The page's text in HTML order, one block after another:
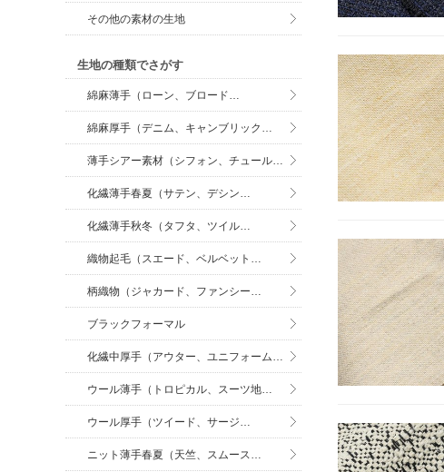
その他の素材の生地
生地の種類でさがす
綿麻薄手（ローン、ブロード…
綿麻厚手（デニム、キャンブリック…
薄手シアー素材（シフォン、チュール…
化繊薄手春夏（サテン、デシン…
化繊薄手秋冬（タフタ、ツイル…
織物起毛（スエード、ベルベット…
柄織物（ジャカード、ファンシー…
ブラックフォーマル
化繊中厚手（アウター、ユニフォーム…
ウール薄手（トロピカル、スーツ地…
ウール厚手（ツイード、サージ…
ニット薄手春夏（天竺、スムース…